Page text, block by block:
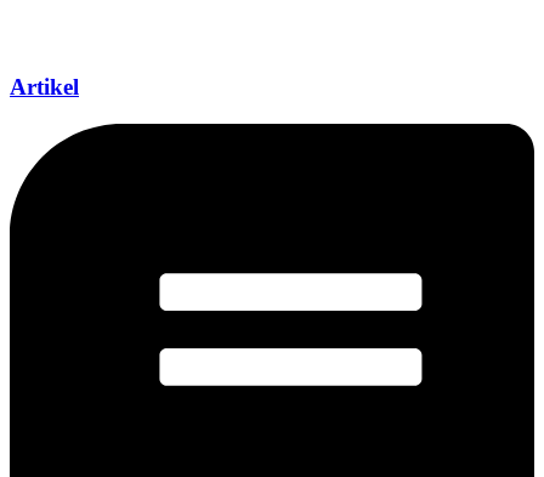
Artikel